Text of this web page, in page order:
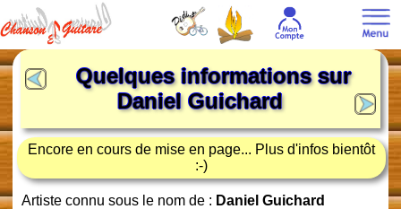
Quelques informations sur
Daniel Guichard
Encore en cours de mise en page... Plus d'infos bientôt
:-)
Artiste connu sous le nom de : Daniel Guichard